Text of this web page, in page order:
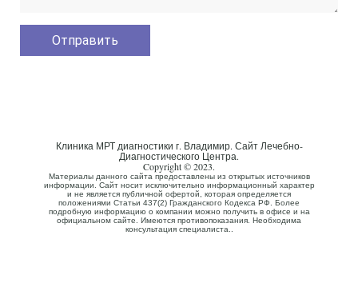
Клиника МРТ диагностики г. Владимир. Сайт Лечебно-
Диагностического Центра.
Copyright © 2023.
Материалы данного сайта предоставлены из открытых источников
информации. Сайт носит исключительно информационный характер
и не является публичной офертой, которая определяется
положениями Статьи 437(2) Гражданского Кодекса РФ. Более
подробную информацию о компании можно получить в офисе и на
официальном сайте. Имеются противопоказания. Необходима
консультация специалиста..